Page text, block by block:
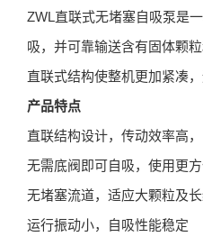
ZWL直联式无堵塞自吸泵是
吸，并可靠输送含有固体颗
直联式结构使整机更加紧凑
产品特点
直联结构设计，传动效率高
无需底阀即可自吸，使用更
无堵塞流道，适应大颗粒及
运行振动小，自吸性能稳定